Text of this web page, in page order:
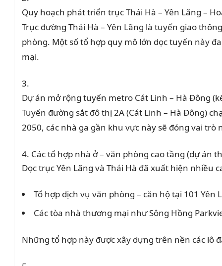
Quy hoạch phát triển trục Thái Hà – Yên Lãng –
Trục đường Thái Hà – Yên Lãng là tuyến giao
phòng. Một số tổ hợp quy mô lớn dọc tuyến này
mại.
Dự án mở rộng tuyến metro Cát Linh – Hà Đông
Tuyến đường sắt đô thị 2A (Cát Linh – Hà Đông)
2050, các nhà ga gần khu vực này sẽ đóng vai
Các tổ hợp nhà ở – văn phòng cao tầng (dự án
Dọc trục Yên Lãng và Thái Hà đã xuất hiện nhiều
Tổ hợp dịch vụ văn phòng – căn hộ tại 101 Yên
Các tòa nhà thương mại như Sông Hồng
Những tổ hợp này được xây dựng trên nền các lô